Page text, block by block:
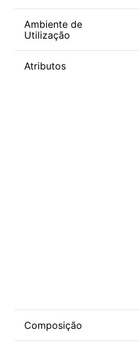
Ambiente de
Utilização
Atributos
Composição